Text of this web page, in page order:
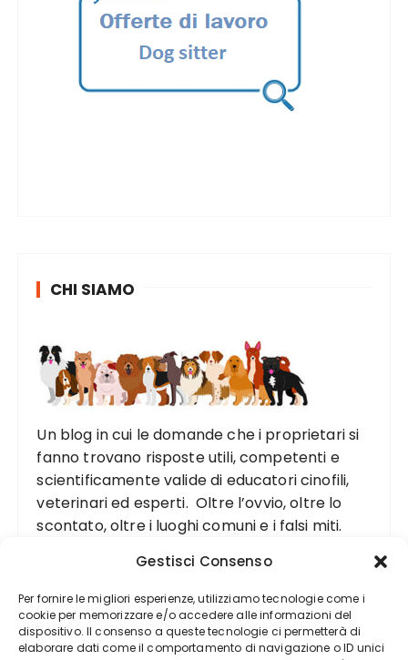
Gestisci Consenso
Per fornire le migliori esperienze, utilizziamo tecnologie come i
cookie per memorizzare e/o accedere alle informazioni del
dispositivo. Il consenso a queste tecnologie ci permetterà di
elaborare dati come il comportamento di navigazione o ID unici
CHI SIAMO
Un blog in cui le domande che i proprietari si
fanno trovano risposte utili, competenti e
scientificamente valide di educatori cinofili,
veterinari ed esperti. Oltre l’ovvio, oltre lo
scontato, oltre i luoghi comuni e i falsi miti.